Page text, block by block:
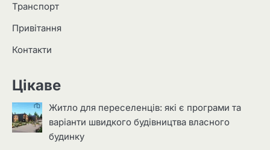
Транспорт
Привітання
Контакти
Цікаве
Житло для переселенців: які є програми та
варіанти швидкого будівництва власного
будинку